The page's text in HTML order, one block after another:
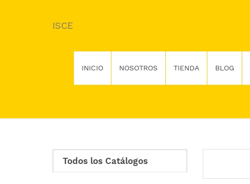
ISCE
INICIO NOSOTROS TIENDA BLOG
Todos los Catálogos